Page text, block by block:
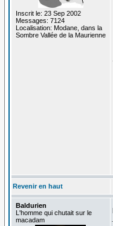
Inscrit le: 23 Sep 2002
Messages: 7124
Localisation: Modane, dans la
Sombre Vallée de la Maurienne
Revenir en haut
Baldurien
L'homme qui chutait sur le
macadam